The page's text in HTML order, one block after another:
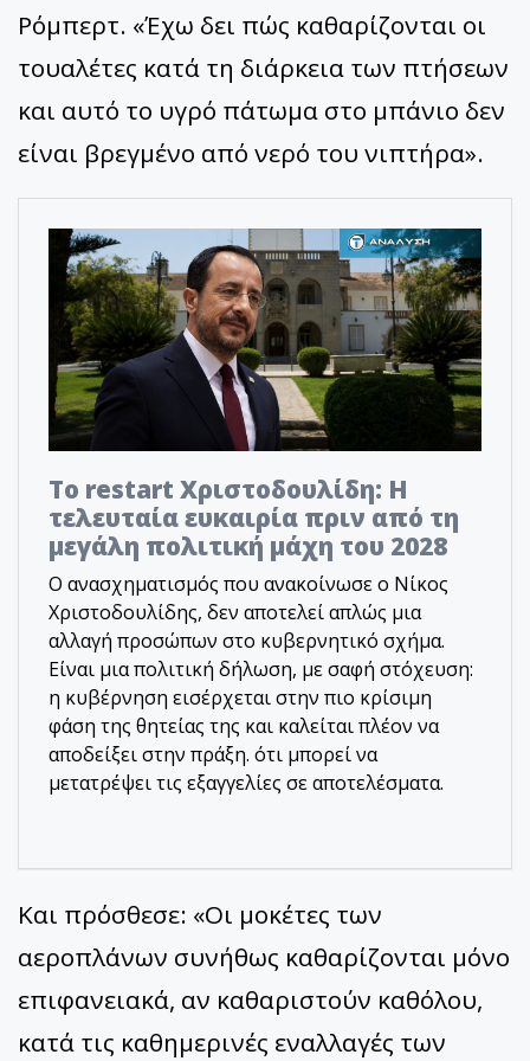
Ρόμπερτ. «Έχω δει πώς καθαρίζονται οι
τουαλέτες κατά τη διάρκεια των πτήσεων
και αυτό το υγρό πάτωμα στο μπάνιο δεν
είναι βρεγμένο από νερό του νιπτήρα».
Το restart Χριστοδουλίδη: Η
τελευταία ευκαιρία πριν από τη
μεγάλη πολιτική μάχη του 2028
Ο ανασχηματισμός που ανακοίνωσε ο Νίκος
Χριστοδουλίδης, δεν αποτελεί απλώς μια
αλλαγή προσώπων στο κυβερνητικό σχήμα.
Είναι μια πολιτική δήλωση, με σαφή στόχευση:
η κυβέρνηση εισέρχεται στην πιο κρίσιμη
φάση της θητείας της και καλείται πλέον να
αποδείξει στην πράξη. ότι μπορεί να
μετατρέψει τις εξαγγελίες σε αποτελέσματα.
Και πρόσθεσε: «Οι μοκέτες των
αεροπλάνων συνήθως καθαρίζονται μόνο
επιφανειακά, αν καθαριστούν καθόλου,
κατά τις καθημερινές εναλλαγές των